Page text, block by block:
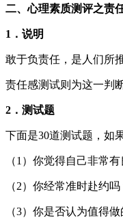
二、心理素质测评之责
1．说明
敢于负责任，是人们所
责任感测试则为这一判
2．测试题
下面是30道测试题，如
（1）你觉得自己非常有
（2）你经常准时赴约吗
（3）你是否认为值得